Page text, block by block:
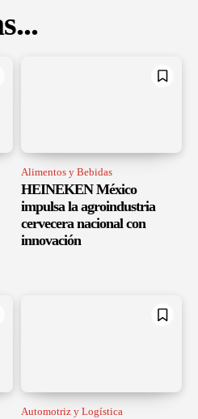
Alimentos y Bebidas
HEINEKEN México
impulsa la agroindustria
cervecera nacional con
innovación
Automotriz y Logística